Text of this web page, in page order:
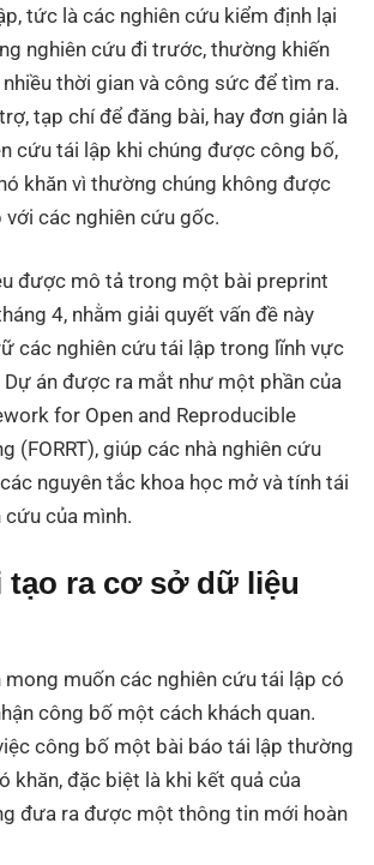
tức là các nghiên cứu kiểm định lại
nghiên cứu đi trước, thường khiến
thời gian và công sức để tìm ra.
tạp chí để đăng bài, hay đơn giản là
cứu tái lập khi chúng được công bố,
khăn vì thường chúng không được
các nghiên cứu gốc.
được mô tả trong một bài preprint
4, nhằm giải quyết vấn đề này
các nghiên cứu tái lập trong lĩnh vực
Dự án được ra mắt như một phần của
for Open and Reproducible
(FORRT), giúp các nhà nghiên cứu
nguyên tắc khoa học mở và tính tái
cứu của mình.
tạo ra cơ sở dữ liệu
mong muốn các nghiên cứu tái lập có
công bố một cách khách quan.
công bố một bài báo tái lập thường
khăn, đặc biệt là khi kết quả của
đưa ra được một thông tin mới hoàn